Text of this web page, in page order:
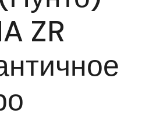
ZR